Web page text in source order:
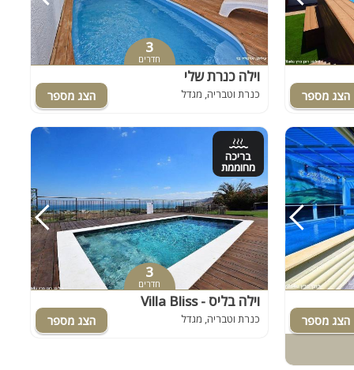
3
חדרים
וילה כנרת שלי
כנרת וטבריה, מגדל
בריכה
מחוממת
3
חדרים
וילה בליס - Villa Bliss
כנרת וטבריה, מגדל